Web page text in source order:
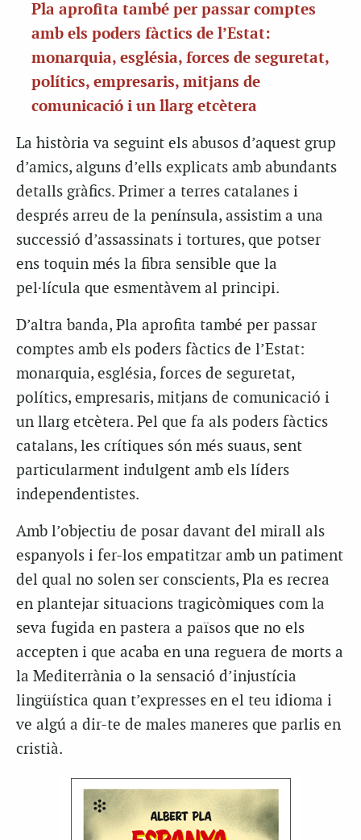
Pla aprofita també per passar comptes
amb els poders fàctics de l’Estat:
monarquia, església, forces de seguretat,
polítics, empresaris, mitjans de
comunicació i un llarg etcètera
La història va seguint els abusos d’aquest grup
d’amics, alguns d’ells explicats amb abundants
detalls gràfics. Primer a terres catalanes i
després arreu de la península, assistim a una
successió d’assassinats i tortures, que potser
ens toquin més la fibra sensible que la
pel·lícula que esmentàvem al principi.
D’altra banda, Pla aprofita també per passar
comptes amb els poders fàctics de l’Estat:
monarquia, església, forces de seguretat,
polítics, empresaris, mitjans de comunicació i
un llarg etcètera. Pel que fa als poders fàctics
catalans, les crítiques són més suaus, sent
particularment indulgent amb els líders
independentistes.
Amb l’objectiu de posar davant del mirall als
espanyols i fer-los empatitzar amb un patiment
del qual no solen ser conscients, Pla es recrea
en plantejar situacions tragicòmiques com la
seva fugida en pastera a països que no els
accepten i que acaba en una reguera de morts a
la Mediterrània o la sensació d’injustícia
lingüística quan t’expresses en el teu idioma i
ve algú a dir-te de males maneres que parlis en
cristià.